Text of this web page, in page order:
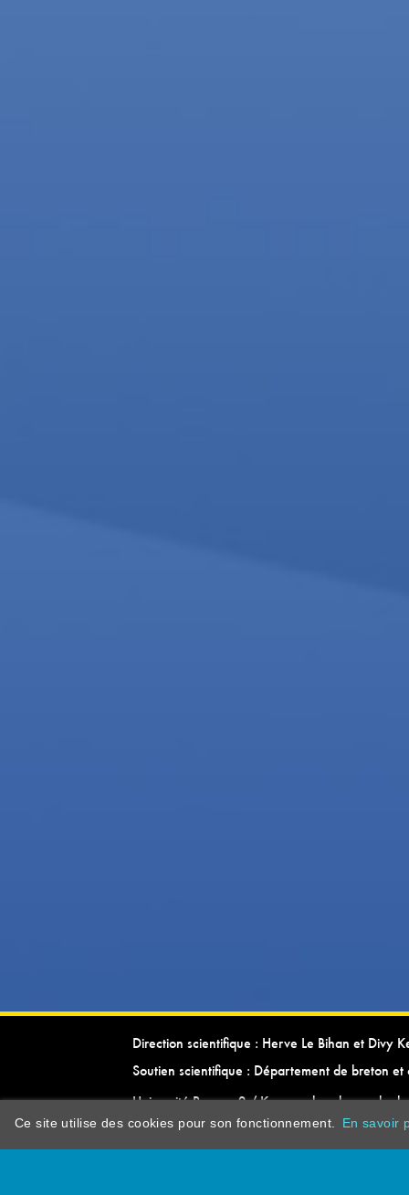
Direction scientifique : Herve Le Bihan et Divy
Soutien scientifique : Département de breton et
Université Rennes 2 / Kevrenn brezhoneg ha
Ce site utilise des cookies pour son fonctionnement. En savoir